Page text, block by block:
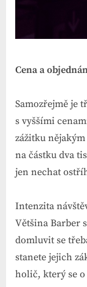
Cena a
Samozřejmě je
s vyššími
zážitku
na částku dva
jen nechat
Intenzita
Většina Barber
domluvit se
stanete jejich
holič, který se o